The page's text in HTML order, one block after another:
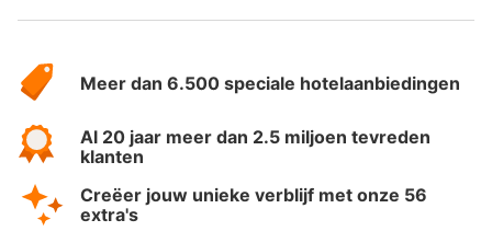
HotelSpecials
Meer dan 6.500 speciale hotelaanbiedingen
Al 20 jaar meer dan 2.5 miljoen tevreden
klanten
Creëer jouw unieke verblijf met onze 56
extra's